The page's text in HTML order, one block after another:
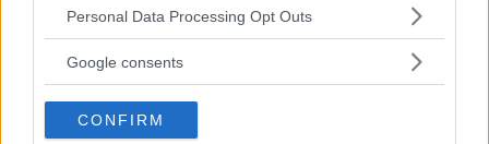
Please note that this website/app uses one or more Google
not limited to your visit or usage behaviour. You may click to
use your data for below specified purposes in below Google
consent section.
Personal Data Processing Opt Outs
Google consents
CONFIRM
kommentar. Resultat liknar det som organisationen
Amnestykom fram till förra året.
Vi Bilägare har sökt MG för en kommentar utan resultat.